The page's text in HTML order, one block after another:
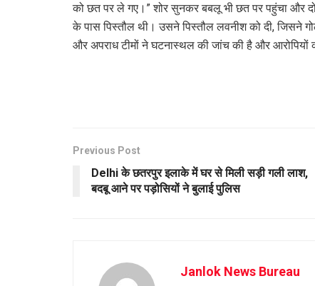
को छत पर ले गए।” शोर सुनकर बबलू भी छत पर पहुंचा और
के पास पिस्तौल थी। उसने पिस्तौल लवनीश को दी, जिसने
और अपराध टीमों ने घटनास्थल की जांच की है और
Previous Post
Delhi के छतरपुर इलाके में घर से मिली सड़ी गली लाश,
बदबू आने पर पड़ोसियों ने बुलाई पुलिस
Janlok News Bureau